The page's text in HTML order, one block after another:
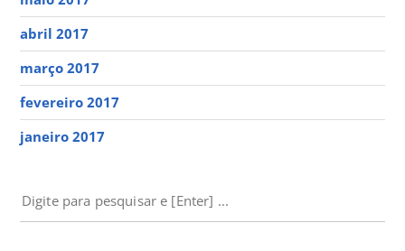
abril 2017
março 2017
fevereiro 2017
janeiro 2017
PESQUISAR